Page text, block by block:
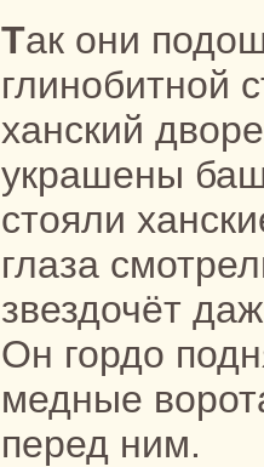
Так они подошли к высокoй
глинобитной
ханский
укpaшены
стояли
глаза
звездочёт
Он гордо
медные
перед ним.